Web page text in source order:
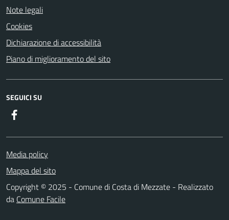
Note legali
Cookies
Dichiarazione di accessibilità
Piano di miglioramento del sito
SEGUICI SU
Media policy
Mappa del sito
Copyright © 2025 - Comune di Costa di Mezzate - Realizzato
da Comune Facile